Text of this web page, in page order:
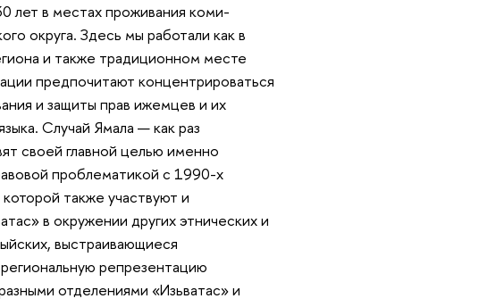
лет в местах проживания коми-
округа. Здесь мы работали как в
и также традиционном месте
предпочитают концентрироваться
и защиты прав ижемцев и их
Случай Ямала — как раз
своей главной целью именно
проблематикой с 1990-х
также участвуют и
в окружении других этнических и
выстраивающиеся
репрезентацию
отделениями «Изьватас» и